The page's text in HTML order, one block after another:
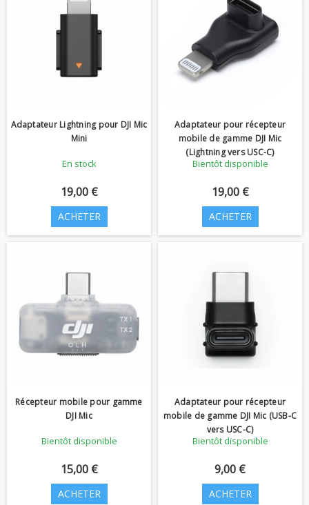
Adaptateur Lightning pour DJI Mic
Mini
En stock
19,00 €
ACHETER
Adaptateur pour récepteur
mobile de gamme DJI Mic
(Lightning vers USC-C)
Bientôt disponible
19,00 €
ACHETER
Récepteur mobile pour gamme
DJI Mic
Bientôt disponible
15,00 €
ACHETER
Adaptateur pour récepteur
mobile de gamme DJI Mic (USB-C
vers USC-C)
Bientôt disponible
9,00 €
ACHETER